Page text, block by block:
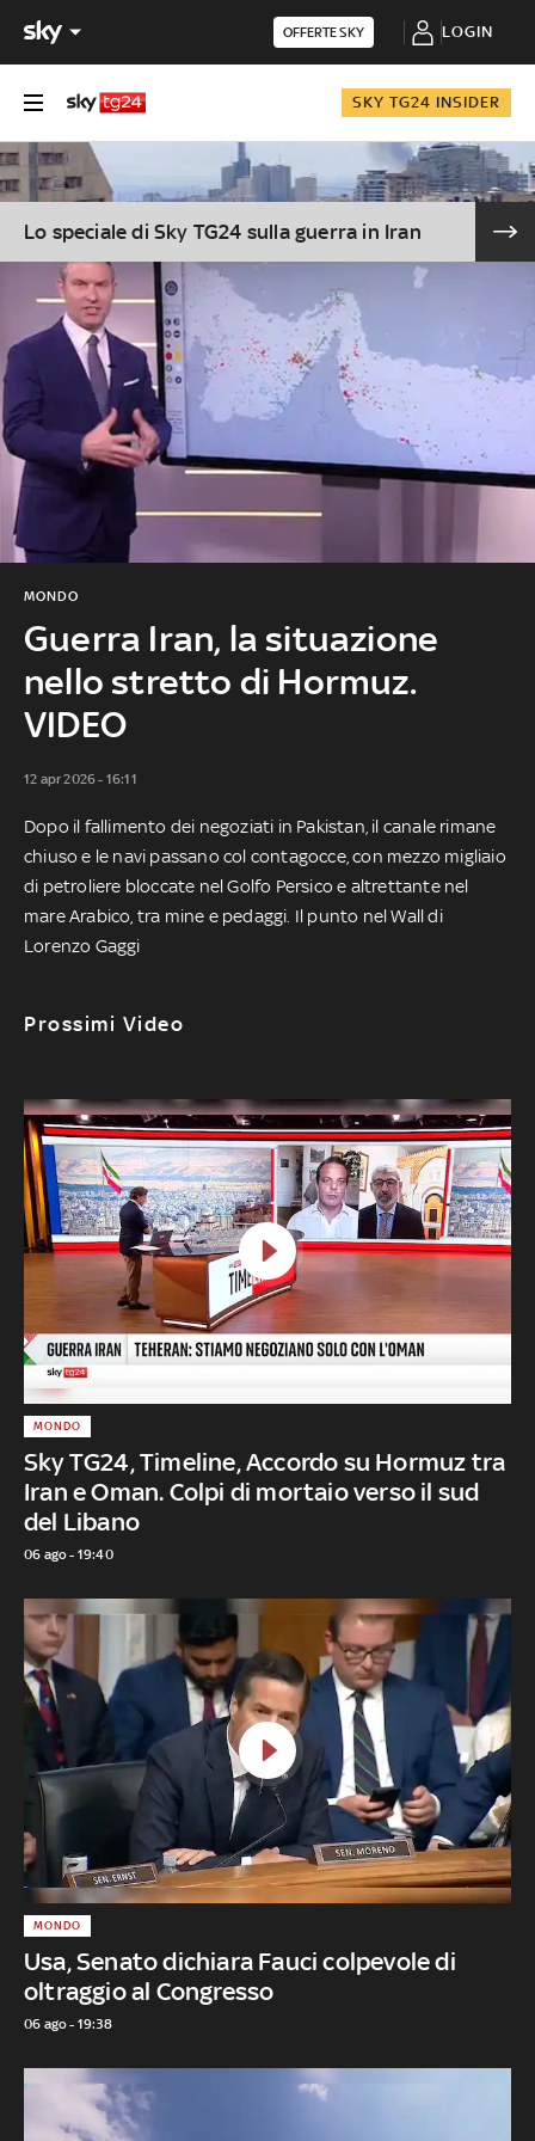
OFFERTE SKY LOGIN
SKY TG24 INSIDER
Lo speciale di Sky TG24 sulla guerra in Iran
Guerra Iran, la situazione
nello stretto di Hormuz.
VIDEO
MONDO
12 apr 2026 - 16:11
Dopo il fallimento dei negoziati in Pakistan, il canale rimane
chiuso e le navi passano col contagocce, con mezzo migliaio
di petroliere bloccate nel Golfo Persico e altrettante nel
mare Arabico, tra mine e pedaggi. Il punto nel Wall di
Lorenzo Gaggi
Prossimi Video
Sky TG24, Timeline, Accordo su Hormuz tra
Iran e Oman. Colpi di mortaio verso il sud
del Libano
MONDO
06 ago - 19:40
Usa, Senato dichiara Fauci colpevole di
oltraggio al Congresso
MONDO
06 ago - 19:38